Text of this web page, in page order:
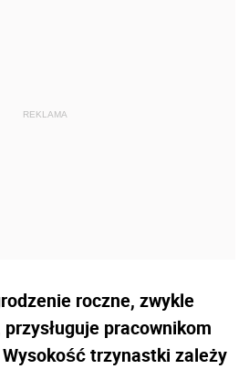
roczne, zwykle
pracownikom
trzynastki zależy